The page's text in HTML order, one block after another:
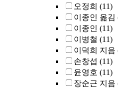
오정희 (11)
이종인 옮김
이종인 (11)
이병철 (11)
이덕희 지음
손창섭 (11)
윤영호 (11)
장순근 지음